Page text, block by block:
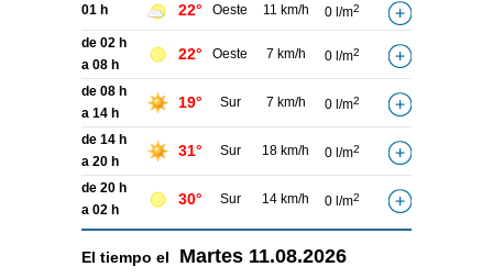
01 h 22° Oeste 11 km/h 0 l/m2
de 02 h
a 08 h
22° Oeste 7 km/h 0 l/m2
de 08 h
a 14 h
19° Sur 7 km/h 0 l/m2
de 14 h
a 20 h
31° Sur 18 km/h 0 l/m2
de 20 h
a 02 h
30° Sur 14 km/h 0 l/m2
El tiempo el Martes 11.08.2026